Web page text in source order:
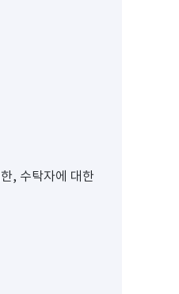
, 수탁자에 대한